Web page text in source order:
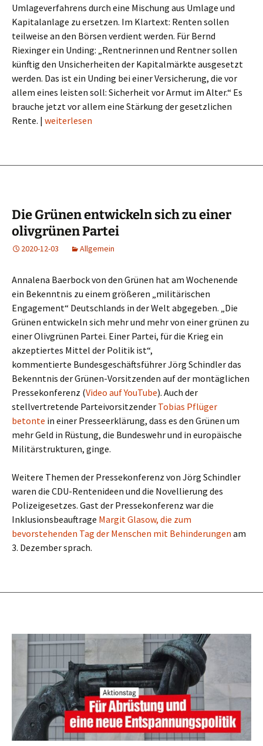
Umlageverfahrens durch eine Mischung aus Umlage und
Kapitalanlage zu ersetzen. Im Klartext: Renten sollen
teilweise an den Börsen verdient werden. Für Bernd
Riexinger ein Unding: „Rentnerinnen und Rentner sollen
künftig den Unsicherheiten der Kapitalmärkte ausgesetzt
werden. Das ist ein Unding bei einer Versicherung, die vor
allem eines leisten soll: Sicherheit vor Armut im Alter.“ Es
brauche jetzt vor allem eine Stärkung der gesetzlichen
Rente. | weiterlesen
Die Grünen entwickeln sich zu einer
olivgrünen Partei
2020-12-03 Allgemein
Annalena Baerbock von den Grünen hat am Wochenende
ein Bekenntnis zu einem größeren „militärischen
Engagement“ Deutschlands in der Welt abgegeben. „Die
Grünen entwickeln sich mehr und mehr von einer grünen zu
einer Olivgrünen Partei. Einer Partei, für die Krieg ein
akzeptiertes Mittel der Politik ist“,
kommentierte Bundesgeschäftsführer Jörg Schindler das
Bekenntnis der Grünen-Vorsitzenden auf der montäglichen
Pressekonferenz (Video auf YouTube). Auch der
stellvertretende Parteivorsitzender Tobias Pflüger
betonte in einer Presseerklärung, dass es den Grünen um
mehr Geld in Rüstung, die Bundeswehr und in europäische
Militärstrukturen, ginge.
Weitere Themen der Pressekonferenz von Jörg Schindler
waren die CDU-Rentenideen und die Novellierung des
Polizeigesetzes. Gast der Pressekonferenz war die
Inklusionsbeauftrage Margit Glasow, die zum
bevorstehenden Tag der Menschen mit Behinderungen am
3. Dezember sprach.